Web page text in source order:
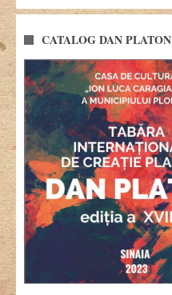
CATALOG DAN PLATON